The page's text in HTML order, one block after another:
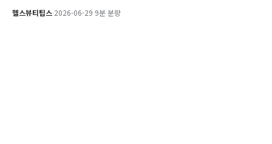
헬스뷰티팁스·2026-06-29·9분 분량